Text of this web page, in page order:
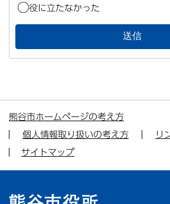
役に立たなかった
熊谷市ホームページの考え方
個人情報取り扱いの考え方
リ
サイトマップ